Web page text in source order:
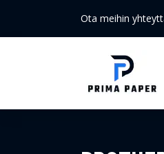
Ota meihin